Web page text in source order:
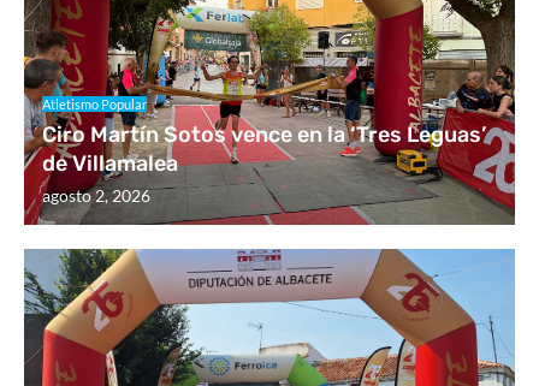
Atletismo Popular
Ciro Martín Sotos vence en la ‘Tres Leguas’
de Villamalea
agosto 2, 2026